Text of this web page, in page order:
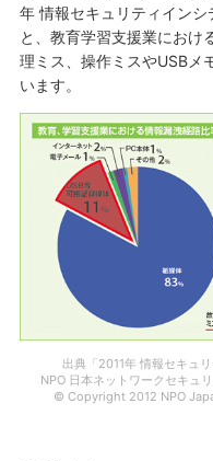
年 情報セキュリティイン
と、教育学習支援業におけ
理ミス、操作ミスやUSBメ
います。
出典「2011年 情報セキュ
NPO 日本ネットワークセキュ
© Copyright 2012 NPO